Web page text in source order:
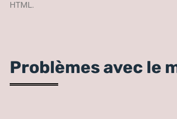
HTML.
Problèmes avec le